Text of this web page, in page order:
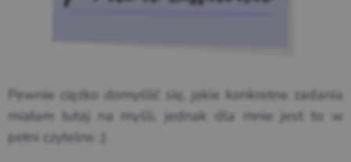
Pewnie ciężko domyślić się, jakie konkretne zadania
miałam tutaj na myśli, jednak dla mnie jest to w
pełni czytelne ;)